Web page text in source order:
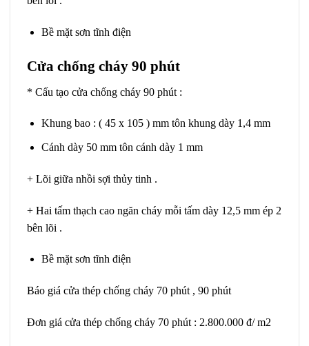
Bề mặt sơn tĩnh điện
Cửa chống cháy 90 phút
* Cấu tạo cửa chống cháy 90 phút :
Khung bao : ( 45 x 105 ) mm tôn khung dày 1,4 mm
Cánh dày 50 mm tôn cánh dày 1 mm
+ Lõi giữa nhồi sợi thủy tinh .
+ Hai tấm thạch cao ngăn cháy mỗi tấm dày 12,5 mm ép 2
bên lõi .
Bề mặt sơn tĩnh điện
Báo giá cửa thép chống cháy 70 phút , 90 phút
Đơn giá cửa thép chống cháy 70 phút : 2.800.000 đ/ m2